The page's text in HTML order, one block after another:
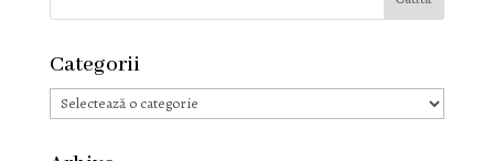
Categorii
Categorii